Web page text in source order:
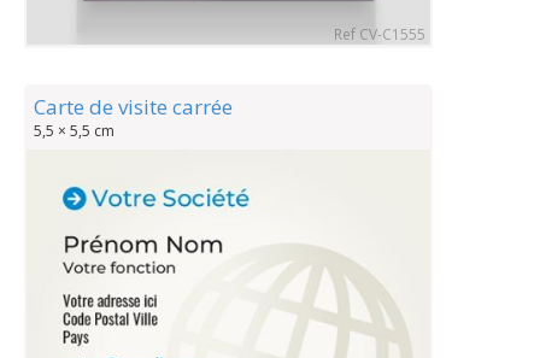
Ref CV-C1555
Carte de visite carrée
5,5 × 5,5 cm